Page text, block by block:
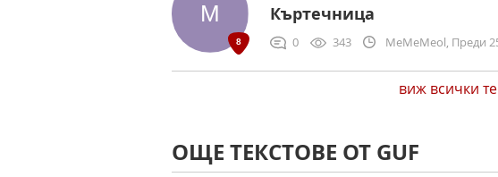
Къртечница
0 343 MeMeMeol, Преди
виж всички
ОЩЕ ТЕКСТОВЕ ОТ GUF